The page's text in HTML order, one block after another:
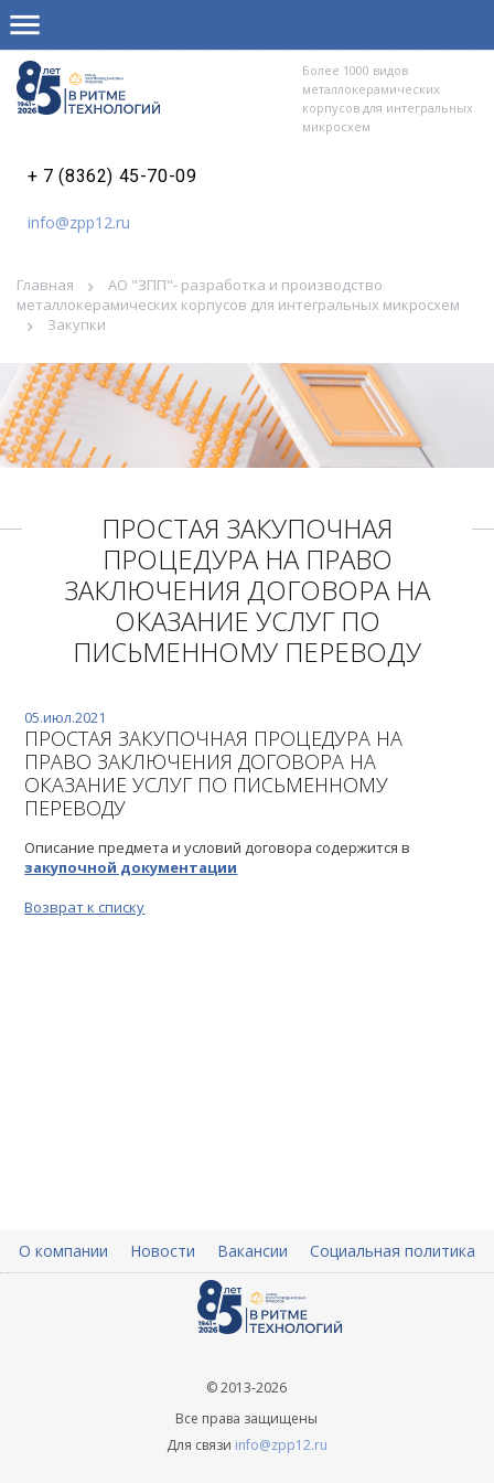
Более 1000 видов
металлокерамических
корпусов для интегральных
микросхем
+ 7 (8362) 45-70-09
info@zpp12.ru
Главная
АО "ЗПП"- разработка и производство
металлокерамических корпусов для интегральных микросхем
Закупки
ПРОСТАЯ ЗАКУПОЧНАЯ
ПРОЦЕДУРА НА ПРАВО
ЗАКЛЮЧЕНИЯ ДОГОВОРА НА
ОКАЗАНИЕ УСЛУГ ПО
ПИСЬМЕННОМУ ПЕРЕВОДУ
05.июл.2021
ПРОСТАЯ ЗАКУПОЧНАЯ ПРОЦЕДУРА НА
ПРАВО ЗАКЛЮЧЕНИЯ ДОГОВОРА НА
ОКАЗАНИЕ УСЛУГ ПО ПИСЬМЕННОМУ
ПЕРЕВОДУ
Описание предмета и условий договора содержится в
закупочной документации
Возврат к списку
О компании Новости Вакансии Социальная политика
© 2013-2026
Все права защищены
Для связи info@zpp12.ru